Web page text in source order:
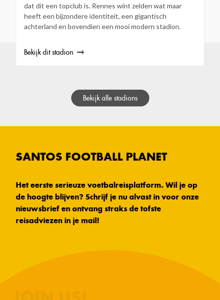
dat dit een topclub is. Rennes wint zelden wat maar
heeft een bijzondere identiteit, een gigantisch
achterland en bovendien een mooi modern stadion.
Bekijk dit stadion
Bekijk alle stadions
SANTOS FOOTBALL PLANET
Het eerste serieuze voetbalreisplatform. Wil je op
de hoogte blijven? Schrijf je nu alvast in voor onze
nieuwsbrief en ontvang straks de tofste
reisadviezen in je mail!